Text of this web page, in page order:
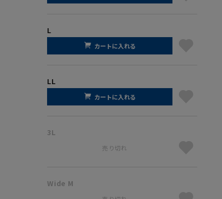
L
カートに入れる
LL
カートに入れる
3L
売り切れ
Wide M